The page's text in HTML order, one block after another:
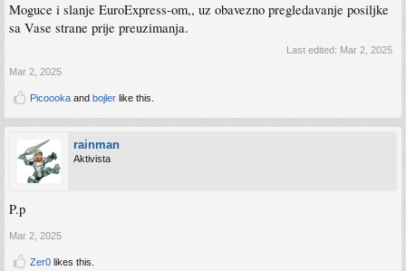
Moguce i slanje EuroExpress-om,, uz obavezno pregledavanje posiljke
sa Vase strane prije preuzimanja.
Last edited: Mar 2, 2025
Mar 2, 2025
Picoooka and bojler like this.
rainman
Aktivista
P.p
Mar 2, 2025
Zer0 likes this.